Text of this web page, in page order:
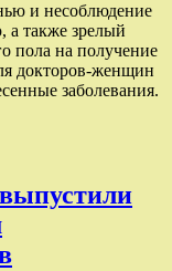
и несоблюдение
а также зрелый
пола на получение
докторов-женщин
заболевания.